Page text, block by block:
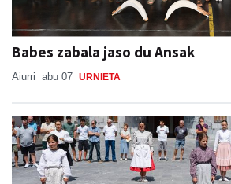
Babes zabala jaso du Ansak
Aiurri abu 07 URNIETA